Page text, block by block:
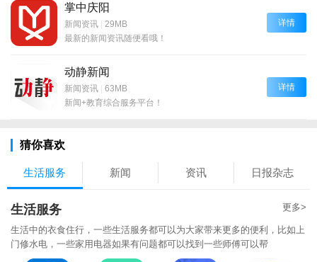
掌中庆阳
新闻资讯 | 29MB
最新的新闻资讯随便看哦！
详情
动静新闻
新闻资讯 | 63MB
新闻+教育综合服务平台！
详情
猜你喜欢
生活服务 新闻 资讯 日报杂志
生活服务 更多>
生活中的衣食住行，一些生活服务都可以为大家带来更多的便利，比如上
门修水电，一些家用电器如果有问题都可以找到一些师傅可以帮